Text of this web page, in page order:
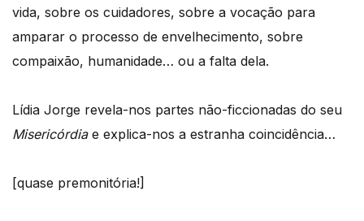
vida, sobre os cuidadores, sobre a vocação para
amparar o processo de envelhecimento, sobre
compaixão, humanidade… ou a falta dela.
Lídia Jorge revela-nos partes não-ficcionadas do seu
Misericórdiae explica-nos a estranha coincidência…
[quase premonitória!]